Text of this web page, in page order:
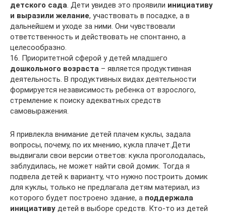
детского сада. Дети увидев это проявили инициативу
и выразили желание, участвовать в посадке, а в
дальнейшем и уходе за ними. Они чувствовали
ответственность и действовать не спонтанно, а
целесообразно.
16. Приоритетной сферой у детей младшего
дошкольного возраста – является продуктивная
деятельность. В продуктивных видах деятельности
формируется независимость ребенка от взрослого,
стремление к поиску адекватных средств
самовыражения.
Я привлекла внимание детей плачем куклы, задала
вопросы, почему, по их мнению, кукла плачет.Дети
выдвигали свои версии ответов: кукла проголодалась,
заблудилась, не может найти свой домик. Тогда я
подвела детей к варианту, что нужно построить домик
для куклы, только не предлагала детям материал, из
которого будет построено здание, а поддержала
инициативу детей в выборе средств. Кто-то из детей